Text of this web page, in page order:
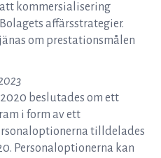
kommersialisering
affärsstrategier.
om prestationsmålen
beslutades om ett
i form av ett
tilldelades
Personaloptionerna kan